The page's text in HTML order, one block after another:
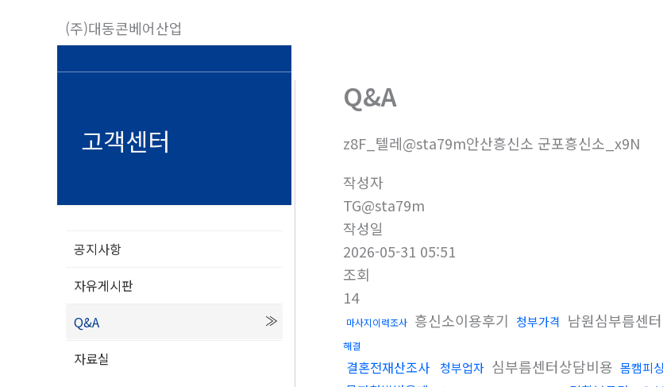
(주)대동콘베어산업
고객센터
공지사항
자유게시판
Q&A
자료실
Q&A
z8F_텔레@sta79m안산흥신소 군포흥신소_x9N
작성자
TG@sta79m
작성일
2026-05-31 05:51
조회
14
마사지이력조사 흥신소이용후기 청부가격 남원심부름센터
해결
결혼전재산조사 청부업자 심부름센터상담비용 몸캠피싱